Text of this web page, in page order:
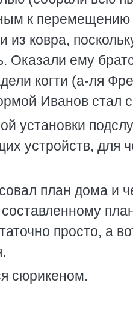
к
ковра,
Оказали ему
когти (а-ля
Иванов стал
установки
устройств, для
план дома и
просто, а
сюрикеном.